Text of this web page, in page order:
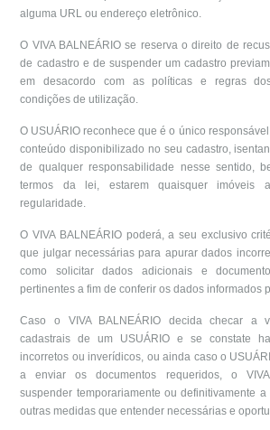
alguma URL ou endereço eletrônico.
O VIVA BALNEÁRIO se reserva o direito de
de cadastro e de suspender um cadastro
em desacordo com as políticas e regras
condições de utilização.
O USUÁRIO reconhece que é o único
conteúdo disponibilizado no seu cadastro,
de qualquer responsabilidade nesse sentido,
termos da lei, estarem quaisquer imóveis
regularidade.
O VIVA BALNEÁRIO poderá, a seu exclusivo
que julgar necessárias para apurar dados
como solicitar dados adicionais e
pertinentes a fim de conferir os dados informados
Caso o VIVA BALNEÁRIO decida checar a
cadastrais de um USUÁRIO e se constate
incorretos ou inverídicos, ou ainda caso o
a enviar os documentos requeridos, o VIVA
suspender temporariamente ou definitivamente
outras medidas que entender necessárias e